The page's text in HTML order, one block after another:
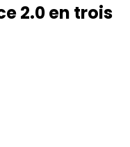
2.0 en trois